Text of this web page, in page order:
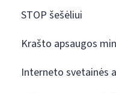
STOP šešėliui
Krašto apsaugos
Interneto svetainės